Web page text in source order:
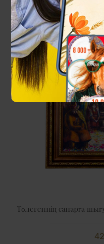
Төлегеннің сапарға